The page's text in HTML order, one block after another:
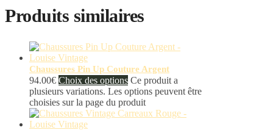
Produits similaires
Chaussures Pin Up Couture Argent
94.00€ Choix des options Ce produit a
plusieurs variations. Les options peuvent être
choisies sur la page du produit